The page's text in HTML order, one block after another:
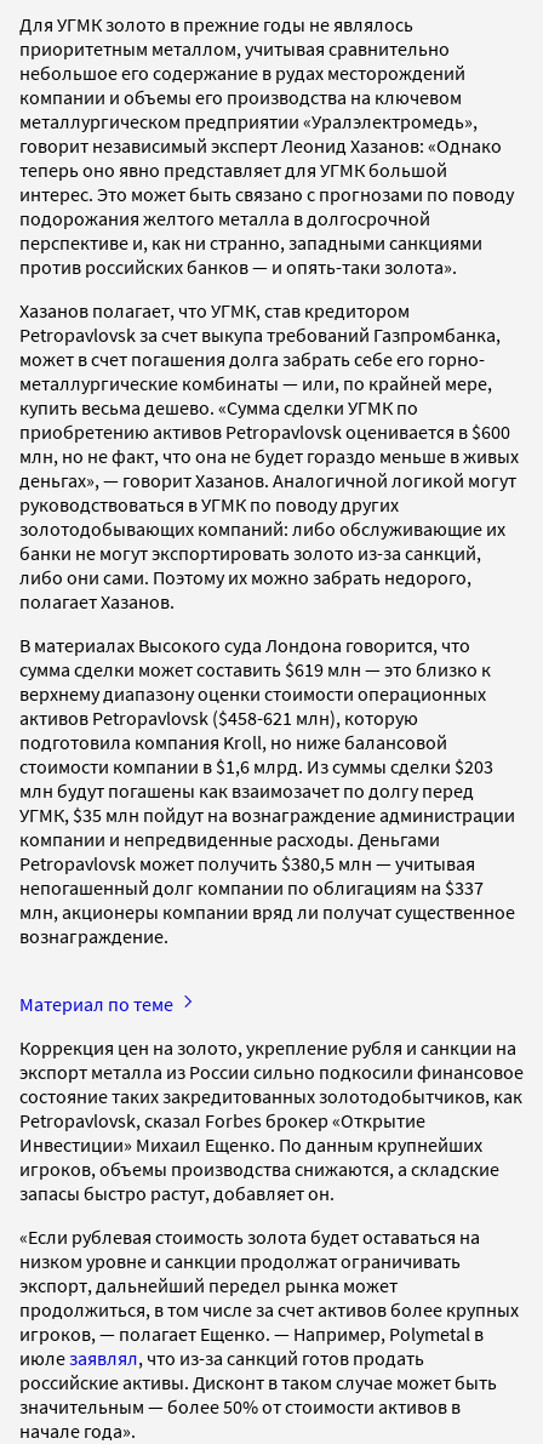
Для УГМК золото в прежние годы не являлось
приоритетным металлом, учитывая сравнительно
небольшое его содержание в рудах месторождений
компании и объемы его производства на ключевом
металлургическом предприятии «Уралэлектромедь»,
говорит независимый эксперт Леонид Хазанов: «Однако
теперь оно явно представляет для УГМК большой
интерес. Это может быть связано с прогнозами по поводу
подорожания желтого металла в долгосрочной
перспективе и, как ни странно, западными санкциями
против российских банков — и опять-таки золота».
Хазанов полагает, что УГМК, став кредитором
Petropavlovsk за счет выкупа требований Газпромбанка,
может в счет погашения долга забрать себе его горно-
металлургические комбинаты — или, по крайней мере,
купить весьма дешево. «Сумма сделки УГМК по
приобретению активов Petropavlovsk оценивается в $600
млн, но не факт, что она не будет гораздо меньше в живых
деньгах», — говорит Хазанов. Аналогичной логикой могут
руководствоваться в УГМК по поводу других
золотодобывающих компаний: либо обслуживающие их
банки не могут экспортировать золото из-за санкций,
либо они сами. Поэтому их можно забрать недорого,
полагает Хазанов.
В материалах Высокого суда Лондона говорится, что
сумма сделки может составить $619 млн — это близко к
верхнему диапазону оценки стоимости операционных
активов Petropavlovsk ($458-621 млн), которую
подготовила компания Kroll, но ниже балансовой
стоимости компании в $1,6 млрд. Из суммы сделки $203
млн будут погашены как взаимозачет по долгу перед
УГМК, $35 млн пойдут на вознаграждение администрации
компании и непредвиденные расходы. Деньгами
Petropavlovsk может получить $380,5 млн — учитывая
непогашенный долг компании по облигациям на $337
млн, акционеры компании вряд ли получат существенное
вознаграждение.
Материал по теме
Коррекция цен на золото, укрепление рубля и санкции на
экспорт металла из России сильно подкосили финансовое
состояние таких закредитованных золотодобытчиков, как
Petropavlovsk, сказал Forbes брокер «Открытие
Инвестиции» Михаил Ещенко. По данным крупнейших
игроков, объемы производства снижаются, а складские
запасы быстро растут, добавляет он.
«Если рублевая стоимость золота будет оставаться на
низком уровне и санкции продолжат ограничивать
экспорт, дальнейший передел рынка может
продолжиться, в том числе за счет активов более крупных
игроков, — полагает Ещенко. — Например, Polymetal в
июлезаявлял, что из-за санкций готов продать
российские активы. Дисконт в таком случае может быть
значительным — более 50% от стоимости активов в
начале года».